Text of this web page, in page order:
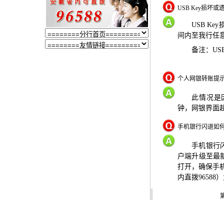
USB Key损坏或
USB Key
间内至我行任
备注：
个人网银转账提
此情况是
钟，网银界面
手机银行闪退如
手机银行
户端升级至最
打开，确保手
内直拨96588